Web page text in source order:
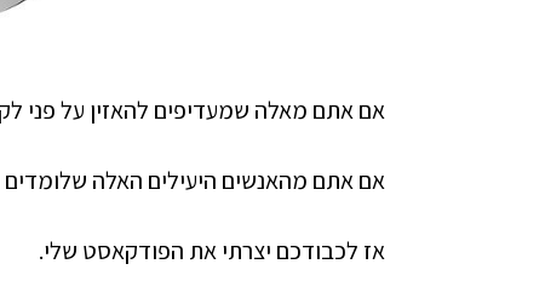
אם אתם מאלה שמעדיפים להאזין על פני
אם אתם מהאנשים היעילים האלה שלומדים
אז לכבודכם יצרתי את הפודקאסט שלי.